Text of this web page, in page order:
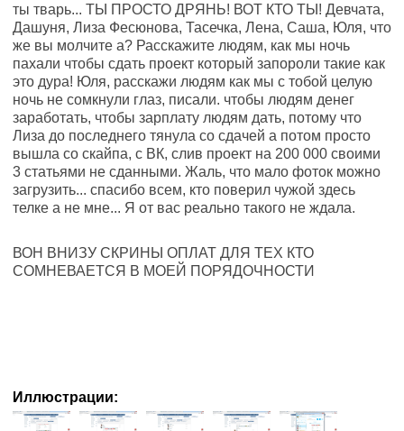
ты тварь... ТЫ ПРОСТО ДРЯНЬ! ВОТ КТО ТЫ! Девчата,
Дашуня, Лиза Фесюнова, Тасечка, Лена, Саша, Юля, что
же вы молчите а? Расскажите людям, как мы ночь
пахали чтобы сдать проект который запороли такие как
это дура! Юля, расскажи людям как мы с тобой целую
ночь не сомкнули глаз, писали. чтобы людям денег
заработать, чтобы зарплату людям дать, потому что
Лиза до последнего тянула со сдачей а потом просто
вышла со скайпа, с ВК, слив проект на 200 000 своими
3 статьями не сданными. Жаль, что мало фоток можно
загрузить... спасибо всем, кто поверил чужой здесь
телке а не мне... Я от вас реально такого не ждала.
ВОН ВНИЗУ СКРИНЫ ОПЛАТ ДЛЯ ТЕХ КТО
СОМНЕВАЕТСЯ В МОЕЙ ПОРЯДОЧНОСТИ
Иллюстрации: